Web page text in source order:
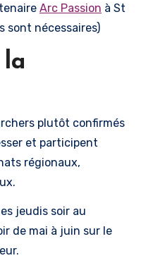
Arc Passion à St
sont nécessaires)
plutôt confirmés
et participent
régionaux,
jeudis soir au
de mai à juin sur le